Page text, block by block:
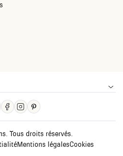
Tous droits réservés.
Mentions légalesCookies